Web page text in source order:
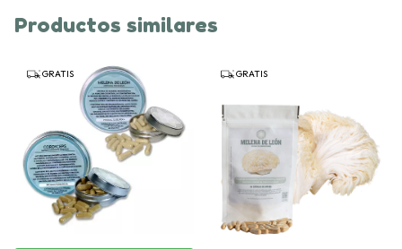
Productos similares
GRATIS GRATIS